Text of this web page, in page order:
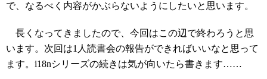
で、なるべく内容がかぶらないようにしたいと思います。
長くなってきましたので、今回はこの辺で終わろうと思
います。次回は1人読書会の報告ができればいいなと思って
ます。i18nシリーズの続きは気が向いたら書きます……